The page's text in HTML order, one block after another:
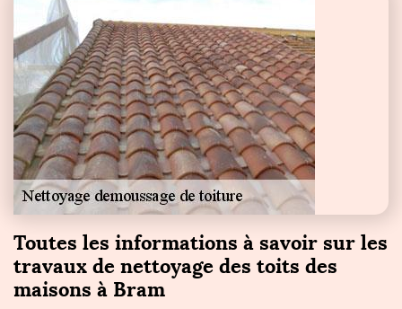
Toutes les informations à savoir sur les
travaux de nettoyage des toits des
maisons à Bram